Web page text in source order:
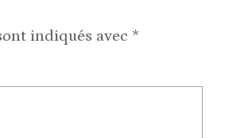
indiqués avec *